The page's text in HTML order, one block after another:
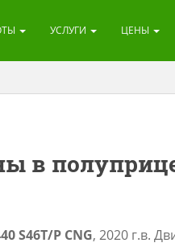
УСЛУГИ ЦЕНЫ
в
S46Т/Р CNG, 2020 г.в.